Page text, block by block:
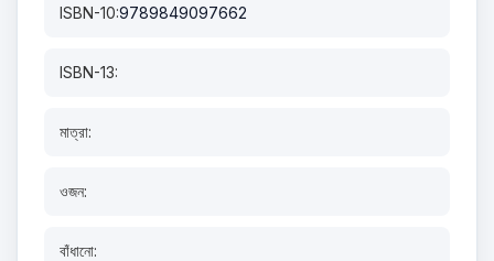
ISBN-10:9789849097662
ISBN-13:
মাত্রা:
ওজন:
বাঁধানো: